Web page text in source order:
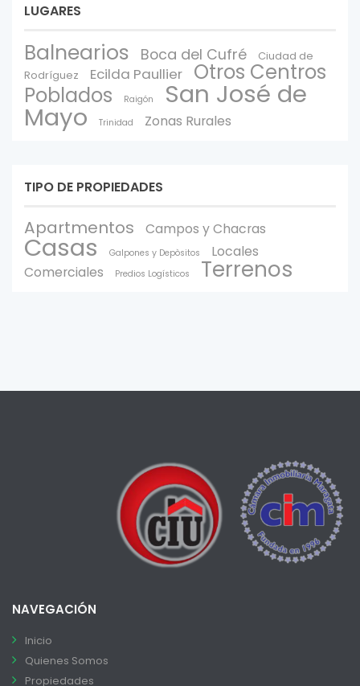
LUGARES
Balnearios Boca del Cufré
Ciudad de
Rodríguez
Ecilda Paullier
Otros Centros
Poblados
Raigón San José de
Mayo Trinidad Zonas Rurales
TIPO DE PROPIEDADES
Apartmentos Campos y Chacras
Casas Galpones y Depòsitos
Locales
Comerciales
Predios Logísticos Terrenos
NAVEGACIÓN
Inicio
Quienes Somos
Propiedades